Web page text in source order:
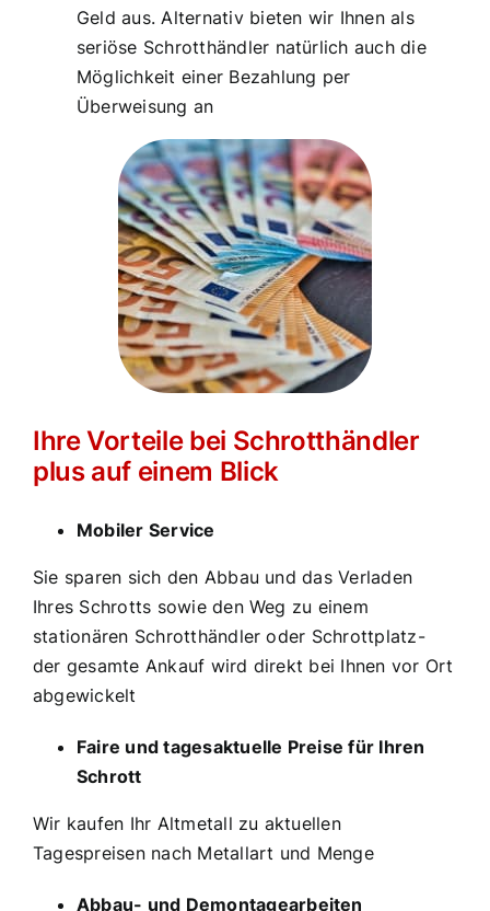
Geld aus. Alternativ bieten wir Ihnen als
seriöse Schrotthändler natürlich auch die
Möglichkeit einer Bezahlung per
Überweisung an
Ihre Vorteile bei Schrotthändler
plus auf einem Blick
Mobiler Service
Sie sparen sich den Abbau und das Verladen
Ihres Schrotts sowie den Weg zu einem
stationären Schrotthändler oder Schrottplatz-
der gesamte Ankauf wird direkt bei Ihnen vor Ort
abgewickelt
Faire und tagesaktuelle Preise für Ihren
Schrott
Wir kaufen Ihr Altmetall zu aktuellen
Tagespreisen nach Metallart und Menge
Abbau- und Demontagearbeiten